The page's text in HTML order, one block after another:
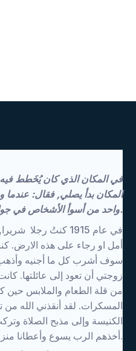
في المكان الذي كان يُخَطط فيه
المكان بدأ يصلي, فقال:
واحد من أسوأ الأشخاص في جواري.
في عام 1915 كنتُ
أمل او رجاء على هذه الارض.
سوف أشرب كل ما أجنيه
زوجتي أن تعود إلى عائلتها.
من قلة الطعام والملابس حين
المسكرات. لقد أنقذني الله من
الكنيسة وإلى مذبح الصلاة
أخذهم الرب يسوع وأعطانا منزلا سعيدا.